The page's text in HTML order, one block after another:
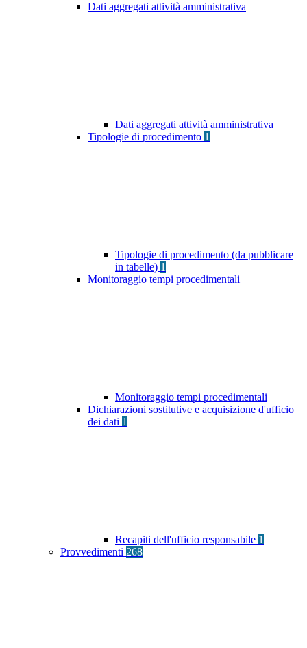
Dati aggregati attività amministrativa
Dati aggregati attività amministrativa
Tipologie di procedimento 1
Tipologie di procedimento (da pubblicare
in tabelle) 1
Monitoraggio tempi procedimentali
Monitoraggio tempi procedimentali
Dichiarazioni sostitutive e acquisizione d'ufficio
dei dati 1
Recapiti dell'ufficio responsabile 1
Provvedimenti 268